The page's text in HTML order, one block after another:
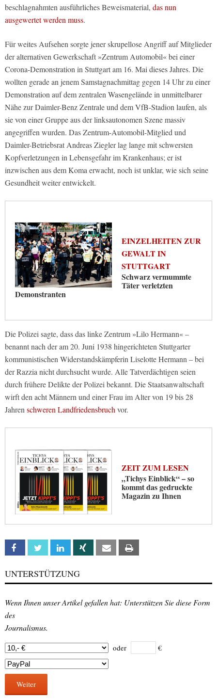
beschlagnahmten ausführliches Beweismaterial, das nun
ausgewertet werden muss.
Für weites Aufsehen sorgte jener skrupellose Angriff auf Mitglieder
der alternativen Gewerkschaft »Zentrum Automobil« bei einer
Corona-Demonstration in Stuttgart am 16. Mai dieses Jahres. Die
wollten gerade an jenem Samstagnachmittag gegen 14 Uhr zu einer
Demonstration auf dem zentralen Wasengelände in unmittelbarer
Nähe zur Daimler-Benz Zentrale und dem VfB-Stadion laufen, als
sie von einer Gruppe aus der linksautonomen Szene massiv
angegriffen wurden. Das Zentrum-Automobil-Mitglied und
Daimler-Betriebsrat Andreas Ziegler lag lange mit schwersten
Kopfverletzungen in Lebensgefahr im Krankenhaus; er ist
inzwischen aus dem Koma erwacht, noch ist unklar, wie sich seine
Gesundheit weiter entwickelt.
EINZELHEITEN ZUR
GEWALT IN
STUTTGART
Schwarz vermummte
Täter verletzten
Demonstranten
Die Polizei sagte, dass das linke Zentrum »Lilo Hermann« –
benannt nach der am 20. Juni 1938 hingerichteten Stuttgarter
kommunistischen Widerstandskämpferin Liselotte Hermann – bei
der Razzia nicht durchsucht wurde. Alle Tatverdächtigen seien
durch frühere Delikte der Polizei bekannt. Die Staatsanwaltschaft
wirft den acht Männern und einer Frau im Alter von 19 bis 28
Jahren schweren Landfriedensbruch vor.
ZEIT ZUM LESEN
„Tichys Einblick“ – so
kommt das gedruckte
Magazin zu Ihnen
Facebook Twitter Linkedin Xing Email
UNTERSTÜTZUNG
Wenn Ihnen unser Artikel gefallen hat: Unterstützen Sie diese Form
des
Journalismus.
oder €
Weiter